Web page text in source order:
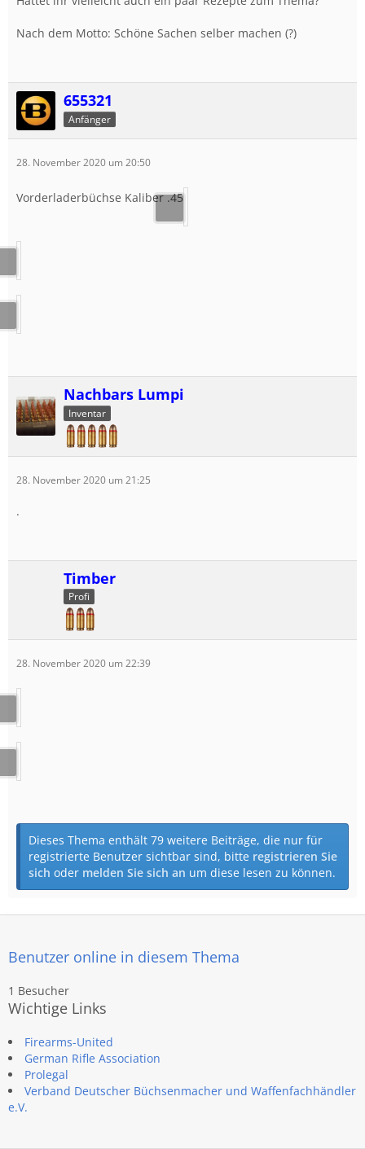
Nach dem Motto: Schöne Sachen selber machen (?)
655321
Anfänger
28. November 2020 um 20:50
Vorderladerbüchse Kaliber .45
Nachbars Lumpi
Inventar
28. November 2020 um 21:25
.
Timber
Profi
28. November 2020 um 22:39
Dieses Thema enthält 79 weitere Beiträge, die nur für
registrierte Benutzer sichtbar sind, bitte registrieren Sie
sich oder melden Sie sich an um diese lesen zu können.
Benutzer online in diesem Thema
1 Besucher
Wichtige Links
Firearms-United
German Rifle Association
Prolegal
Verband Deutscher Büchsenmacher und Waffenfachhändler
e.V.